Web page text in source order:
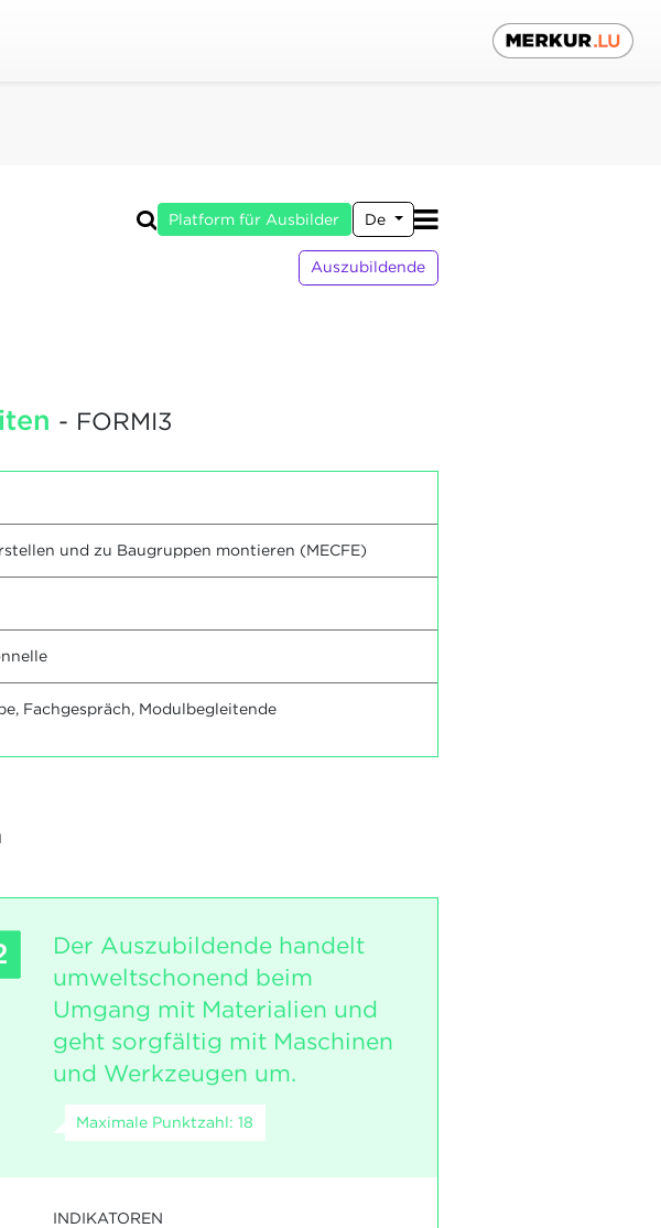
Platform für Ausbilder De
Auszubildende
- FORMI3
und zu Baugruppen montieren (MECFE)
Fachgespräch, Modulbegleitende
Der Auszubildende handelt
umweltschonend beim
Umgang mit Materialien und
geht sorgfältig mit Maschinen
und Werkzeugen um.
Maximale Punktzahl: 18
INDIKATOREN